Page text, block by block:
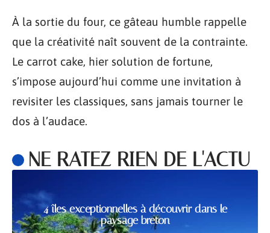
À la sortie du four, ce gâteau humble rappelle
que la créativité naît souvent de la contrainte.
Le carrot cake, hier solution de fortune,
s’impose aujourd’hui comme une invitation à
revisiter les classiques, sans jamais tourner le
dos à l’audace.
NE RATEZ RIEN DE L'ACTU
4 îles exceptionnelles à découvrir dans le
paysage breton